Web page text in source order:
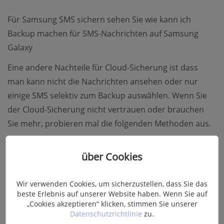
Für Samsung SMS sichern sehen Sie wie kann ich
Backup machen für SMS-Nachrichten auf Samsung
Galaxy
Eine andere Nachteile für Cloud-Sicherung ist dass
man kann nicht die Nachrichten ansehen oder nur
einige SMS selektiv zum Backup auswählen. Wenn Sie
der Cloud-Sicherung nicht vertrauen oder brauchen
Sie mehr, probieren mal die folgenden Methoden aus.
SMS sichern Android ohne App auf
über Cookies
Wir verwenden Cookies, um sicherzustellen, dass Sie das
beste Erlebnis auf unserer Website haben. Wenn Sie auf
„Cookies akzeptieren“ klicken, stimmen Sie unserer
Datenschutzrichtlinie zu.